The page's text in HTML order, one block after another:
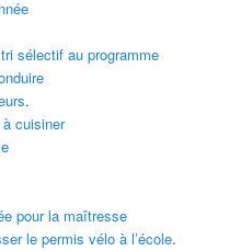
sélectif au programme
.
cuisiner
pour la maîtresse
le permis vélo à l’école.